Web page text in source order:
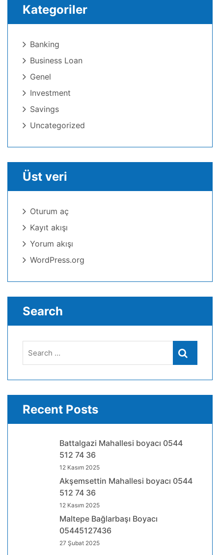
Kategoriler
Banking
Business Loan
Genel
Investment
Savings
Uncategorized
Üst veri
Oturum aç
Kayıt akışı
Yorum akışı
WordPress.org
Search
Search
Recent Posts
Battalgazi Mahallesi boyacı 0544
512 74 36
12 Kasım 2025
Akşemsettin Mahallesi boyacı 0544
512 74 36
12 Kasım 2025
Maltepe Bağlarbaşı Boyacı
05445127436
27 Şubat 2025